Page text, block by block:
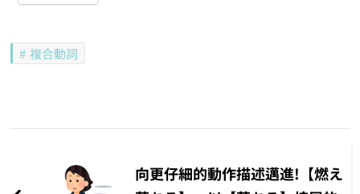
向更仔細的動作描述邁進!
ちる】接尾的複合動詞系列
在「N2程度」中
向更仔細的動作描述邁進!
在「N2程度」中